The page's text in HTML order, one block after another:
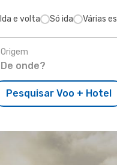
Ida e volta Só ida Várias
Origem
Pesquisar Voo + Hotel